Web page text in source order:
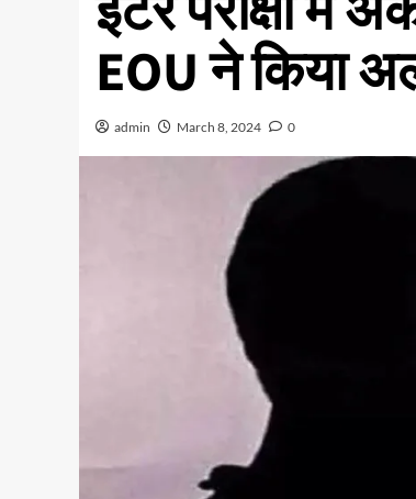
EOU ने किया
admin March 8, 2024 0